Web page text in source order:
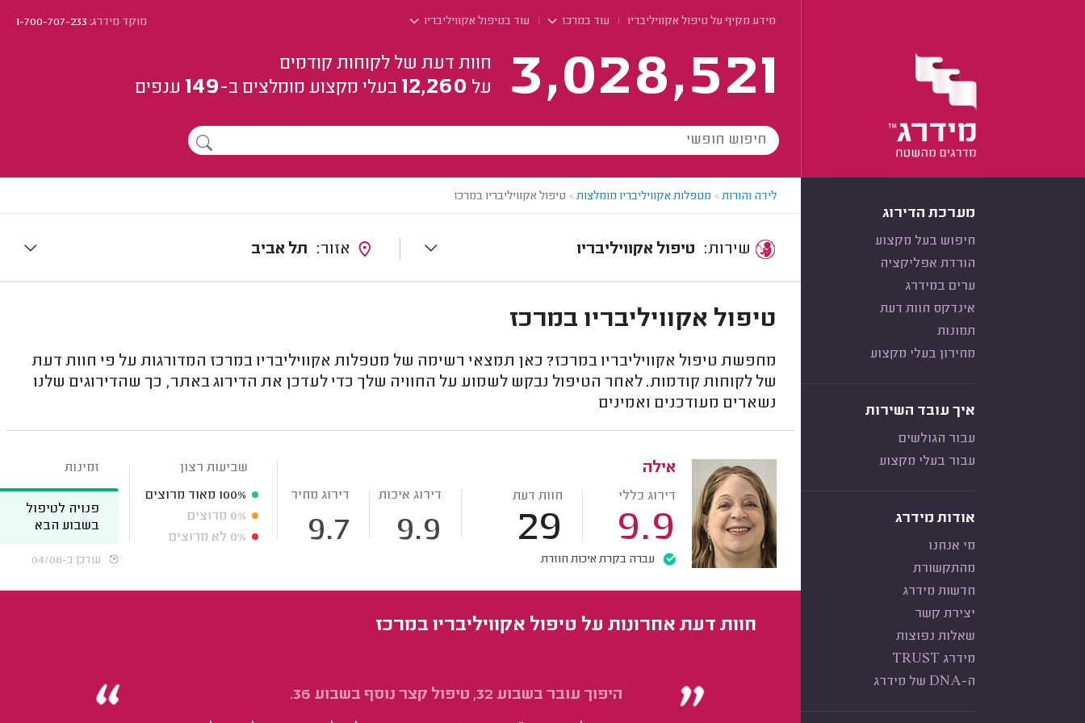
מידע מקיף על טיפול אקוויליבריו עוד במרכז עוד בטיפול אקוויליבריו מוקד מידרג:1-700-707-233
3,028,521
חוות דעת של לקוחות קודמים
על 12,260 בעלי מקצוע מומלצים ב-149 ענפים
מערכת הדירוג
חיפוש בעל מקצוע
הורדת אפליקציה
ערים במידרג
אינדקס חוות דעת
תמונות
מחירון בעלי מקצוע
איך עובד השירות
עבור הגולשים
עבור בעלי מקצוע
אודות מידרג
מי אנחנו
מהתקשורת
חדשות מידרג
יצירת קשר
שאלות נפוצות
מידרג TRUST
ה-DNA של מידרג
לידה והורות> מטפלות אקוויליבריו מומלצות> טיפול אקוויליבריו במרכז
טיפול אקוויליבריו תל אביב
טיפול אקוויליבריו במרכז
מחפשת טיפול אקוויליבריו במרכז? כאן תמצאי רשימה של מטפלות אקוויליבריו במרכז המדורגות על פי חוות דעת
של לקוחות קודמות. לאחר הטיפול נבקש לשמוע על החוויה שלך כדי לעדכן את הדירוג באתר, כך שהדירוגים שלנו
נשארים מעודכנים ואמינים
אילה
דירוג כללי
9.9
חוות דעת
29
דירוג איכות
9.9
דירוג מחיר
9.7
עברה בקרת איכות חוזרת
שביעות רצון
100% מאוד מרוצים
0% מרוצים
0% לא מרוצים
זמינות
פנויה לטיפול
בשבוע הבא
עודכן ב-04/08
חוות דעת אחרונות על טיפול אקוויליבריו במרכז
היפוך עובר בשבוע 32, טיפול קצר נוסף בשבוע 36.